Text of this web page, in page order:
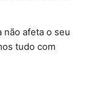
não afeta o seu
tudo com